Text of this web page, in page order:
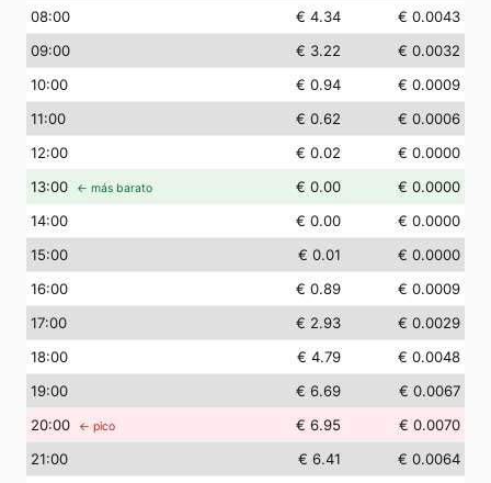
08:00 € 4.34
€ 0.0043
09:00 € 3.22
€ 0.0032
10:00 € 0.94
€ 0.0009
11:00 € 0.62
€ 0.0006
12:00 € 0.02
€ 0.0000
13:00 ← más barato € 0.00
€ 0.0000
14:00 € 0.00
€ 0.0000
15:00 € 0.01
€ 0.0000
16:00 € 0.89
€ 0.0009
17:00 € 2.93
€ 0.0029
18:00 € 4.79
€ 0.0048
19:00 € 6.69
€ 0.0067
20:00 ← pico € 6.95
€ 0.0070
21:00 € 6.41
€ 0.0064